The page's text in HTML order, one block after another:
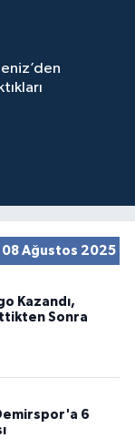
08 Ağustos 2025
Kazandı,
Sonra
6